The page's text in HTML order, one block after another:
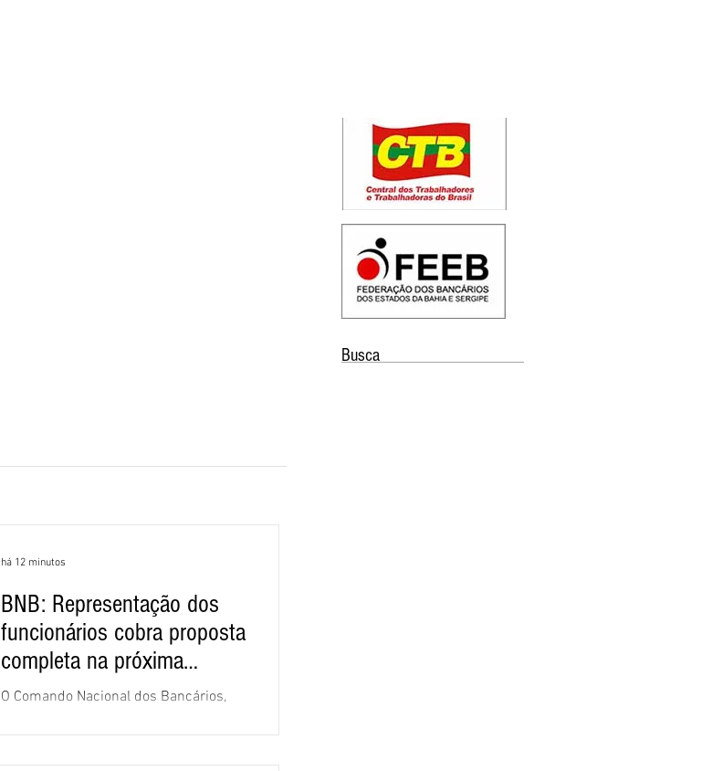
Busca
BNB: Representação dos
funcionários cobra proposta
completa na próxima
negociação
O Comando Nacional dos Bancários,
dos Funcionários do Banco do
Nordeste do Brasil (CNFBNB), concluiu
há 12 minutos